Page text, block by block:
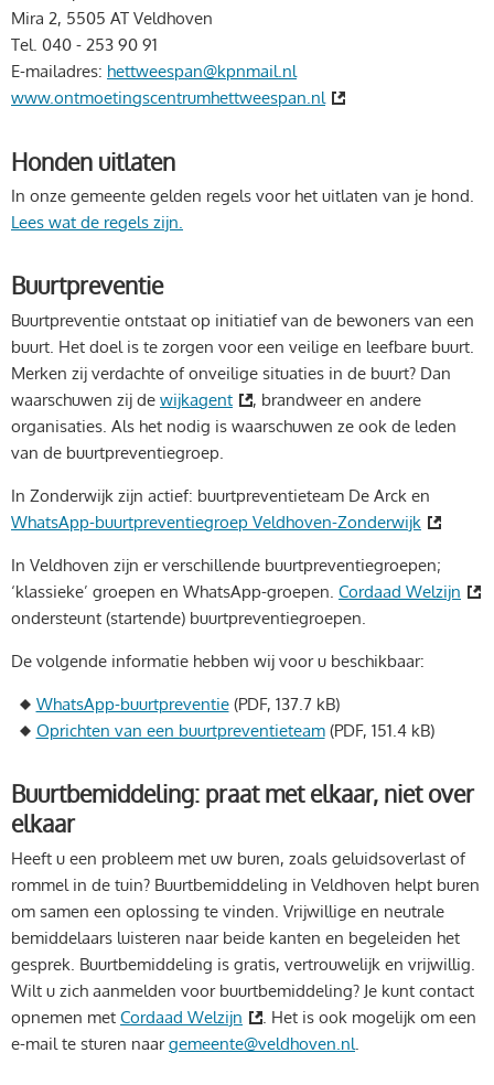
Mira 2, 5505 AT Veldhoven
Tel. 040 - 253 90 91
E-mailadres: hettweespan@kpnmail.nl
www.ontmoetingscentrumhettweespan.nl
Honden uitlaten
In onze gemeente gelden regels voor het uitlaten van je hond.
Lees wat de regels zijn.
Buurtpreventie
Buurtpreventie ontstaat op initiatief van de bewoners van een
buurt. Het doel is te zorgen voor een veilige en leefbare buurt.
Merken zij verdachte of onveilige situaties in de buurt? Dan
waarschuwen zij de wijkagent
, brandweer en andere
organisaties. Als het nodig is waarschuwen ze ook de leden
van de buurtpreventiegroep.
In Zonderwijk zijn actief: buurtpreventieteam De Arck en
WhatsApp-buurtpreventiegroep Veldhoven-Zonderwijk
In Veldhoven zijn er verschillende buurtpreventiegroepen;
‘klassieke’ groepen en WhatsApp-groepen. Cordaad Welzijn
ondersteunt (startende) buurtpreventiegroepen.
De volgende informatie hebben wij voor u beschikbaar:
WhatsApp-buurtpreventie (PDF, 137.7 kB)
Oprichten van een buurtpreventieteam (PDF, 151.4 kB)
Buurtbemiddeling: praat met elkaar, niet over
elkaar
Heeft u een probleem met uw buren, zoals geluidsoverlast of
rommel in de tuin? Buurtbemiddeling in Veldhoven helpt buren
om samen een oplossing te vinden. Vrijwillige en neutrale
bemiddelaars luisteren naar beide kanten en begeleiden het
gesprek. Buurtbemiddeling is gratis, vertrouwelijk en vrijwillig.
Wilt u zich aanmelden voor buurtbemiddeling? Je kunt contact
opnemen met Cordaad Welzijn
. Het is ook mogelijk om een
e-mail te sturen naargemeente@veldhoven.nl